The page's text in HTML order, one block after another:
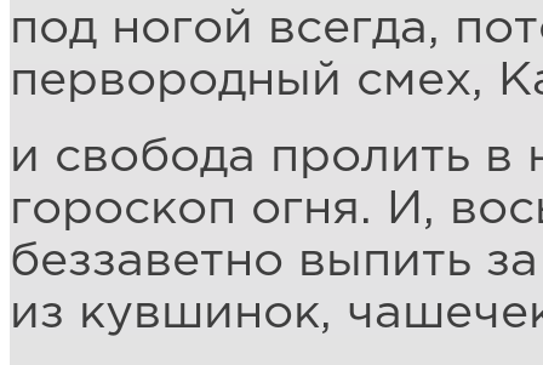
под ногой всегда,
первородный смех,
и свобода пролить в
гороскоп огня. И,
беззаветно выпить
из кувшинок,